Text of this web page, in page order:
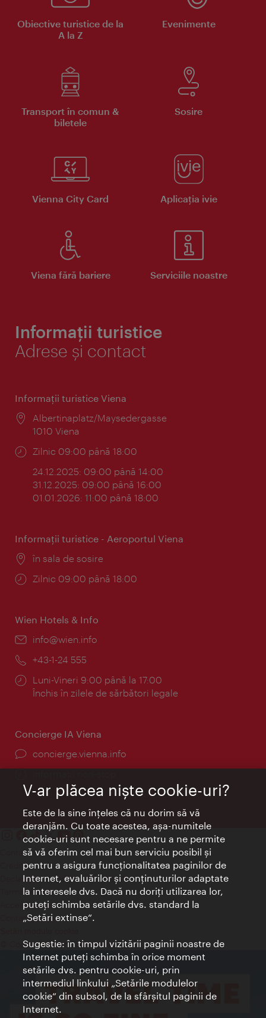
Obiective turistice de la
A la Z
Evenimente
Transport în comun &
biletele
Sosire
Vienna City Card Aplicaţia ivie
Viena fără bariere Serviciile noastre
Informații turistice
Adrese și contact
Informaţii turistice Viena
Locul:
Albertinaplatz/Maysedergasse
1010 Viena
Program:
Zilnic 09:00 până 18:00
24.12.2025: 09:00 până 14:00
31.12.2025: 09:00 până 16:00
01.01.2026: 11:00 până 18:00
Informaţii turistice - Aeroportul Viena
Locul:
în sala de sosire
Program:
Zilnic 09:00 până 18:00
Wien Hotels & Info
E-
info@wien.info
Telefon:
+43-1-24 555
Program:
Luni-Vineri 9:00 până la 17:00
Închis în zilele de sărbători legale
Concierge IA Viena
concierge.vienna.info
Contact
Credits
Declaraţie privind protecţia datelor
Terms of Use
Accesibilitate
Contact presa
© Copyright Wien Tourismus
V-ar plăcea nişte cookie-uri?
Este de la sine înţeles că nu dorim să vă
deranjăm. Cu toate acestea, aşa-numitele
cookie-uri sunt necesare pentru a ne permite
să vă oferim cel mai bun serviciu posibil şi
pentru a asigura funcţionalitatea paginilor de
Internet, evaluărilor şi conţinuturilor adaptate
la interesele dvs. Dacă nu doriţi utilizarea lor,
puteţi schimba setările dvs. standard la
„Setări extinse“.
Sugestie: în timpul vizitării paginii noastre de
Internet puteţi schimba în orice moment
setările dvs. pentru cookie-uri, prin
intermediul linkului „Setările modulelor
cookie“ din subsol, de la sfârşitul paginii de
Internet.